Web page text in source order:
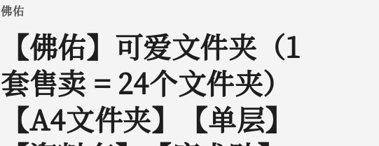
佛佑
【佛佑】可爱文件夹（1
套售卖 = 24个文件夹）
【A4文件夹】【单层】